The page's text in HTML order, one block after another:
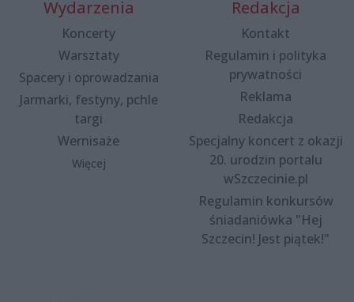
Wydarzenia
Koncerty
Warsztaty
Spacery i oprowadzania
Jarmarki, festyny, pchle
targi
Wernisaże
Więcej
Redakcja
Kontakt
Regulamin i polityka
prywatności
Reklama
Redakcja
Specjalny koncert z okazji
20. urodzin portalu
wSzczecinie.pl
Regulamin konkursów
śniadaniówka "Hej
Szczecin! Jest piątek!"